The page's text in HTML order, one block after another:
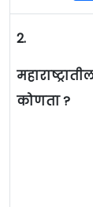
2.
कोणता ?